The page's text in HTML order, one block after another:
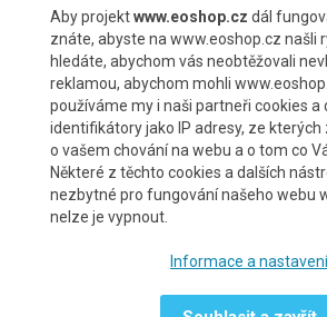
Možnosti platby
Možnosti
Aby projektwww.eoshop.cz dál
znáte, abyste na www.eoshop.cz našli
hledáte, abychom vás neobtěžovali
reklamou, abychom mohli
používáme my i naši partneři cookies a
identifikátory jako IP adresy, ze
o vašem chování na webu a o tom co
Některé z těchto cookies a dalších
nezbytné pro fungování našeho webu
nelze je vypnout.
Informace a nastavení